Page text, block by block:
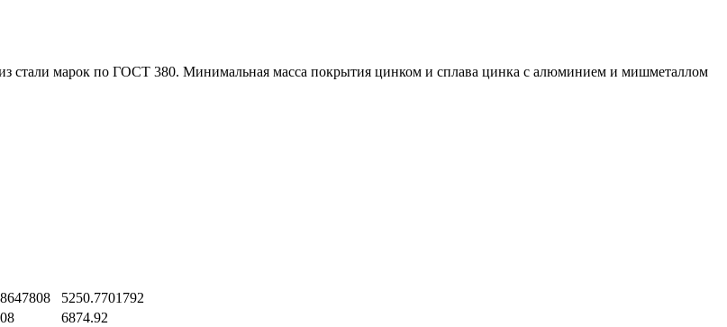
из стали марок по ГОСТ 380. Минимальная масса покрытия цинком и сплава цинка с алюминием и мишметаллом
5250.7701792
6874.92